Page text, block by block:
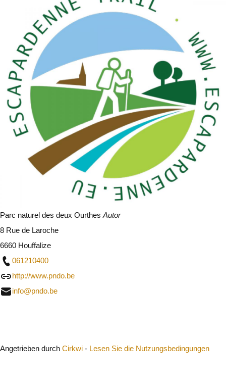
Parc naturel des deux OurthesAutor
8 Rue de Laroche
6660 Houffalize
061210400
http://www.pndo.be
info@pndo.be
Angetrieben durch Cirkwi - Lesen Sie die Nutzungsbedingungen